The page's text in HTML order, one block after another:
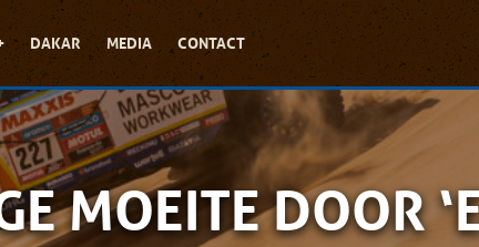
DAKAR MEDIA CONTACT
MOEITE DOOR